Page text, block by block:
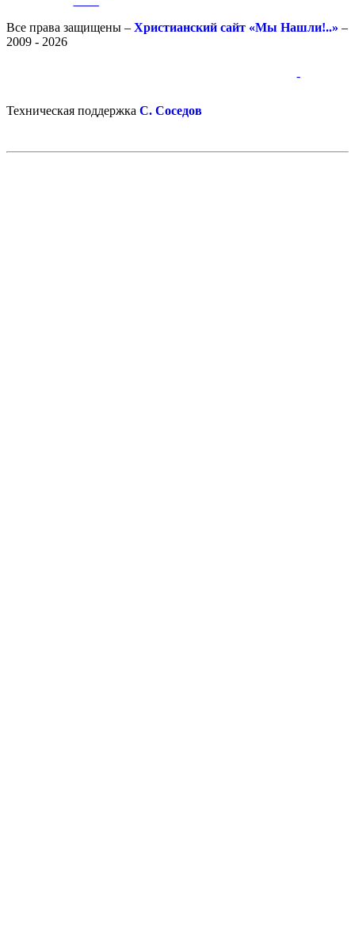
Все права защищены – Христианский сайт «Мы Нашли!..» –
2009 - 2026
-
Техническая поддержка С. Соседов